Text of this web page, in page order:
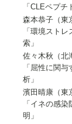
「CLEペプ
森本恭子（東
「環境スト
索」
佐々木秋（北
「屈性に関
析」
濱田晴康（東
「イネの感
明」